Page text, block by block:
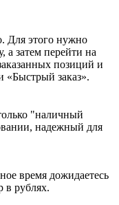
Для этого нужно
а затем перейти на
позиций и
«Быстрый заказ».
"наличный
надежный для
время дожидаетесь
в рублях.